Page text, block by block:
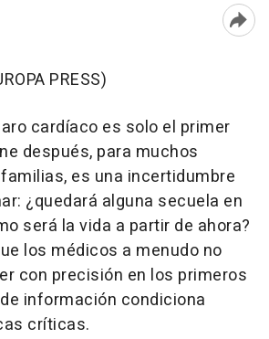
PRESS)
cardíaco es solo el primer
después, para muchos
es una incertidumbre
¿quedará alguna secuela en
será la vida a partir de ahora?
los médicos a menudo no
con precisión en los primeros
información condiciona
críticas.